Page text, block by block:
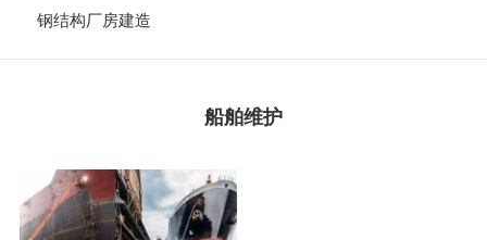
钢结构厂房建造
船舶维护